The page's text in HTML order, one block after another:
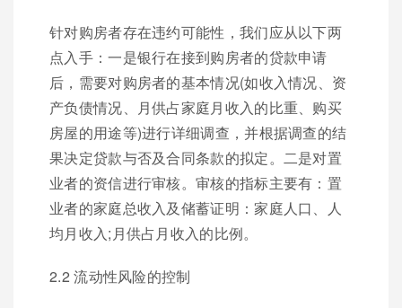
针对购房者存在违约可能性，我们应从以下两
点入手：一是银行在接到购房者的贷款申请
后，需要对购房者的基本情况(如收入情况、资
产负债情况、月供占家庭月收入的比重、购买
房屋的用途等)进行详细调查，并根据调查的结
果决定贷款与否及合同条款的拟定。二是对置
业者的资信进行审核。审核的指标主要有：置
业者的家庭总收入及储蓄证明：家庭人口、人
均月收入;月供占月收入的比例。
2.2 流动性风险的控制